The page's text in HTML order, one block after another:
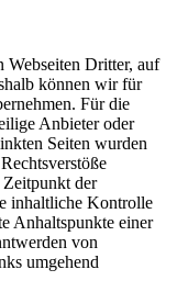
Webseiten Dritter, auf
können wir für
Für die
Anbieter oder
Seiten wurden
der
inhaltliche Kontrolle
Anhaltspunkte einer
von
umgehend